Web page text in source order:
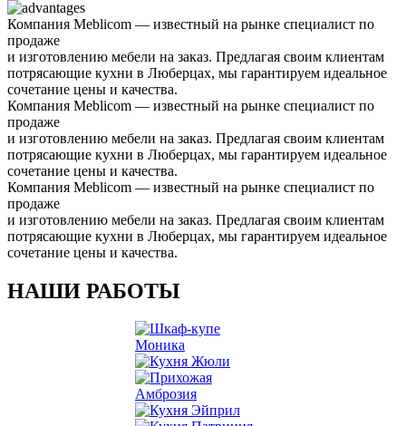
Компания Meblicom — известный на рынке специалист по
продаже
и изготовлению мебели на заказ. Предлагая своим клиентам
потрясающие кухни в Люберцах, мы гарантируем идеальное
сочетание цены и качества.
Компания Meblicom — известный на рынке специалист по
продаже
и изготовлению мебели на заказ. Предлагая своим клиентам
потрясающие кухни в Люберцах, мы гарантируем идеальное
сочетание цены и качества.
Компания Meblicom — известный на рынке специалист по
продаже
и изготовлению мебели на заказ. Предлагая своим клиентам
потрясающие кухни в Люберцах, мы гарантируем идеальное
сочетание цены и качества.
НАШИ РАБОТЫ